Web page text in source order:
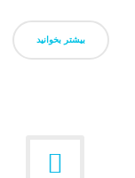
بیشتر بخوانید